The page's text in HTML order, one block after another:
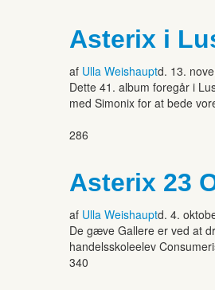
Asterix i
af Ulla Weishauptd. 13.
Dette 41. album foregår i
med Simonix for at bede
286
Asterix 23
af Ulla Weishauptd. 4.
De gæve Gallere er ved at
handelsskoleelev
340